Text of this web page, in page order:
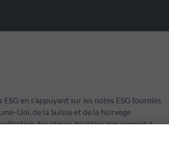
en s’appuyant sur les notes ESG fournies
Uni, de la Suisse et de la Norvège
de valeurs décotées par rapport à
réduire cette décote est ensuite opérée.